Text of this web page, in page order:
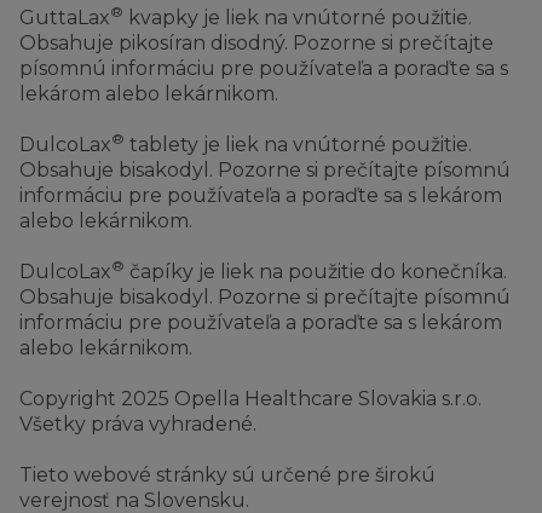
GuttaLax® kvapky je liek na vnútorné použitie.
Obsahuje pikosíran disodný. Pozorne si prečítajte
písomnú informáciu pre používateľa a poraďte sa s
lekárom alebo lekárnikom.
DulcoLax® tablety je liek na vnútorné použitie.
Obsahuje bisakodyl. Pozorne si prečítajte písomnú
informáciu pre používateľa a poraďte sa s lekárom
alebo lekárnikom.
DulcoLax® čapíky je liek na použitie do konečníka.
Obsahuje bisakodyl. Pozorne si prečítajte písomnú
informáciu pre používateľa a poraďte sa s lekárom
alebo lekárnikom.
Copyright 2025 Opella Healthcare Slovakia s.r.o.
Všetky práva vyhradené.
Tieto webové stránky sú určené pre širokú
verejnosť na Slovensku.